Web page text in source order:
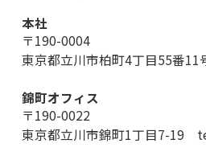
本社
〒190-0004
東京都立川市柏町4丁目55番11
錦町オフィス
〒190-0022
東京都立川市錦町1丁目7-19